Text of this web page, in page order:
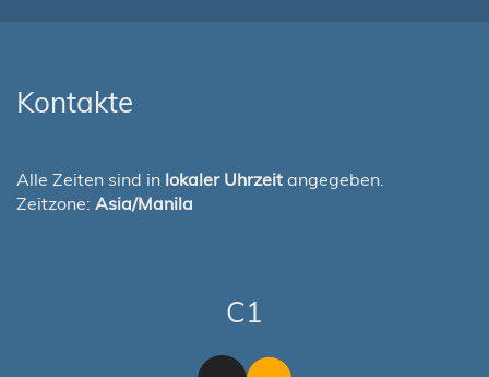
Kontakte
Alle Zeiten sind in lokaler Uhrzeit angegeben.
Zeitzone: Asia/Manila
C1